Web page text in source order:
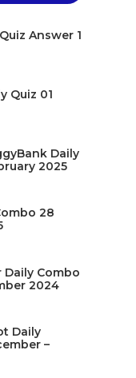
Answer 1
Quiz 01
Daily
2025
28
Daily Combo
2024
Daily
–